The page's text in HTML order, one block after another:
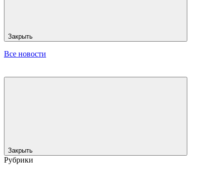
Закрыть
Все новости
Закрыть
Рубрики